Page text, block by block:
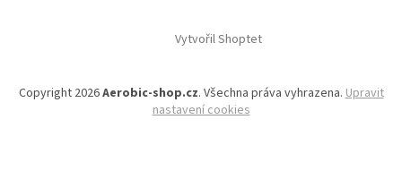
Vytvořil Shoptet
Copyright 2026Aerobic-shop.cz. Všechna práva vyhrazena.Upravit
nastavení cookies